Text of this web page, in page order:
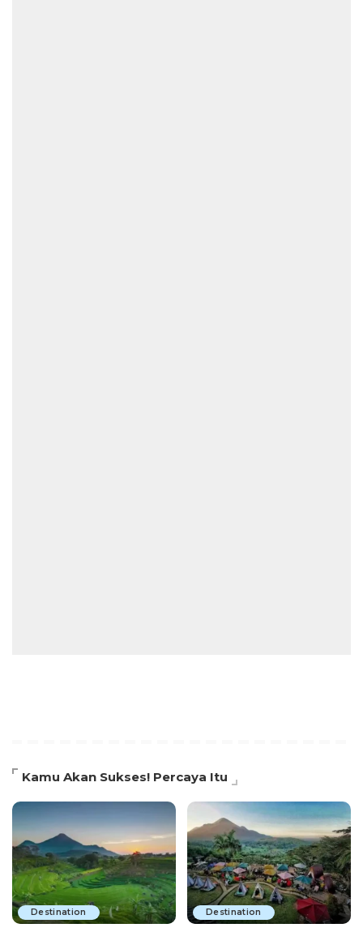
Kamu Akan Sukses! Percaya Itu
Destination Destination